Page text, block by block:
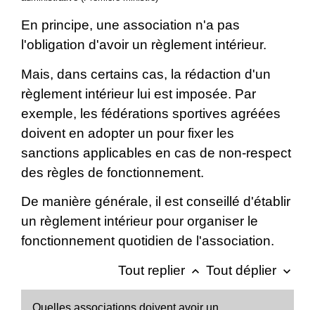
En principe, une association n'a pas
l'obligation d'avoir un règlement intérieur.
Mais, dans certains cas, la rédaction d'un
règlement intérieur lui est imposée. Par
exemple, les fédérations sportives agréées
doivent en adopter un pour fixer les
sanctions applicables en cas de non-respect
des règles de fonctionnement.
De manière générale, il est conseillé d'établir
un règlement intérieur pour organiser le
fonctionnement quotidien de l'association.
Tout replier keyboard_arrow_up Tout déplier keyboard_arrow_down